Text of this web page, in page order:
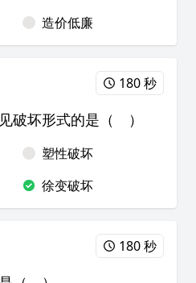
造价低廉
180 秒
破坏形式的是（ ）
塑性破坏
徐变破坏
180 秒